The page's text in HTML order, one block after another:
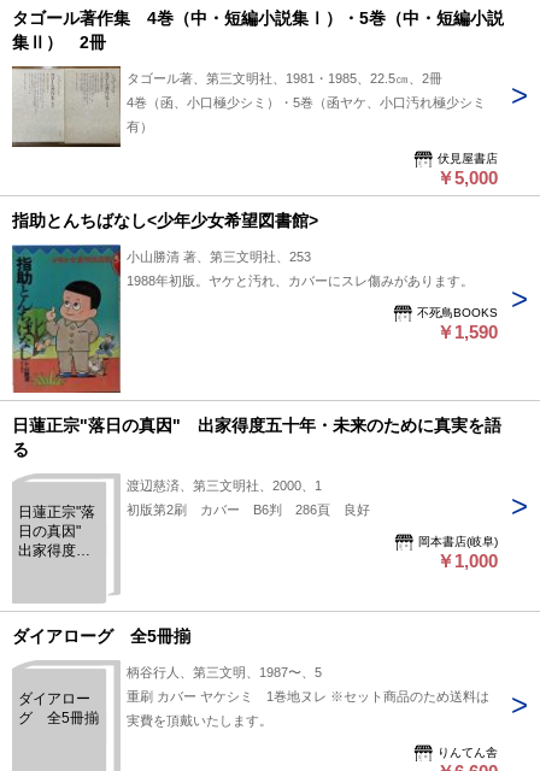
タゴール著作集 4巻（中・短編小説集Ⅰ）・5巻（中・短編小説
集Ⅱ） 2冊
タゴール著、第三文明社、1981・1985、22.5㎝、2冊
4巻（函、小口極少シミ）・5巻（函ヤケ、小口汚れ極少シミ
有）
伏見屋書店
￥5,000
指助とんちばなし<少年少女希望図書館>
小山勝清 著、第三文明社、253
1988年初版。ヤケと汚れ、カバーにスレ傷みがあります。
不死鳥BOOKS
￥1,590
日蓮正宗"落日の真因" 出家得度五十年・未来のために真実を語
る
日蓮正宗"落
日の真因"
出家得度五
実を語る
渡辺慈済、第三文明社、2000、1
初版第2刷 カバー B6判 286頁 良好
岡本書店(岐阜)
￥1,000
ダイアローグ 全5冊揃
ダイアロー
グ 全5冊揃
柄谷行人、第三文明、1987〜、5
重刷 カバー ヤケシミ 1巻地ヌレ ※セット商品のため送料は
実費を頂戴いたします。
りんてん舎